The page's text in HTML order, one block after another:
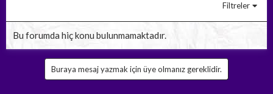
Filtreler
Bu forumda hiç konu bulunmamaktadır.
Buraya mesaj yazmak için üye olmanız gereklidir.